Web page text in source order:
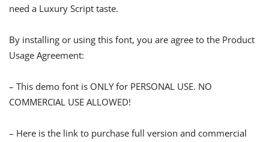
need a Luxury Script taste.
By installing or using this font, you are agree to the Product
Usage Agreement:
– This demo font is ONLY for PERSONAL USE. NO
COMMERCIAL USE ALLOWED!
– Here is the link to purchase full version and commercial